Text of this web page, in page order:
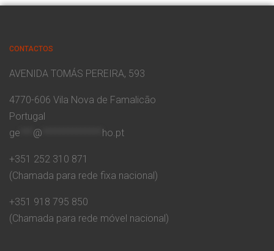
CONTACTOS
AVENIDA TOMÁS PEREIRA, 593
4770-606 Vila Nova de Famalicão
Portugal
ge
@ ho.pt
+351 252 310 871
(Chamada para rede fixa nacional)
+351 918 795 850
(Chamada para rede móvel nacional)